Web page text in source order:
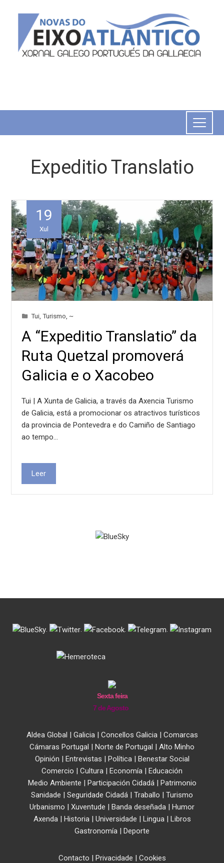
Expeditio Translatio
19
Xul
Tui ,Turismo ~
A “Expeditio Translatio” da
Ruta Quetzal promoverá
Galicia e o Xacobeo
Tui | A Xunta de Galicia, a través da Axencia Turismo
de Galicia, está a promocionar os atractivos turísticos
da provincia de Pontevedra e do Camiño de Santiago
ao tempo…
Leer
. . . .
Sexta feira
7 de Agosto
Aldea Global | Galicia| Concellos Galicia| Comarcas
Cámaras Portugal | Norte de Portugal | Alto Minho
Opinión | Entrevistas | Política| Benestar Social
Comercio | Cultura | Economía | Educación
Medio Ambiente | Participación Cidadá| Patrimonio
Sanidade | Seguridade Cidadá | Traballo | Turismo
Urbanismo | Xuventude | Banda deseñada | Humor
Axenda| Historia| Universidade | Lingua| Libros
Gastronomía | Deporte
Contacto | Privacidade | Cookies